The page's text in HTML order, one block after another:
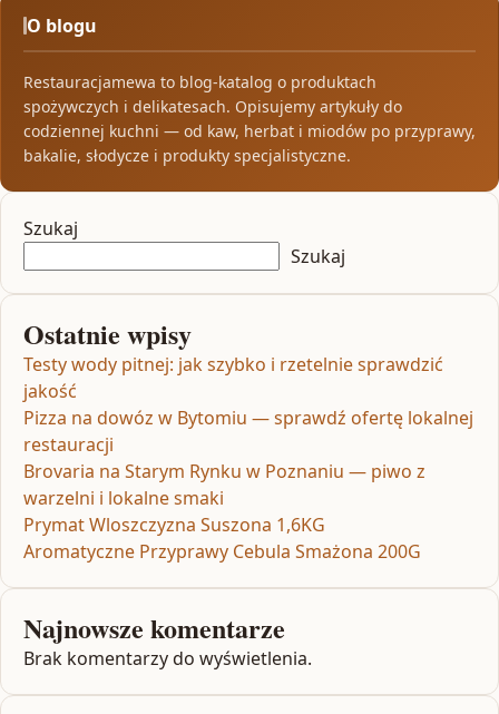
O blogu
Restauracjamewa to blog-katalog o produktach
spożywczych i delikatesach. Opisujemy artykuły do
codziennej kuchni — od kaw, herbat i miodów po przyprawy,
bakalie, słodycze i produkty specjalistyczne.
Szukaj
Szukaj
Ostatnie wpisy
Testy wody pitnej: jak szybko i rzetelnie sprawdzić
jakość
Pizza na dowóz w Bytomiu — sprawdź ofertę lokalnej
restauracji
Brovaria na Starym Rynku w Poznaniu — piwo z
warzelni i lokalne smaki
Prymat Wloszczyzna Suszona 1,6KG
Aromatyczne Przyprawy Cebula Smażona 200G
Najnowsze komentarze
Brak komentarzy do wyświetlenia.